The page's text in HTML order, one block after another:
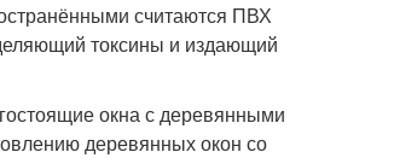
считаются ПВХ
токсины и издающий
окна с деревянными
деревянных окон со